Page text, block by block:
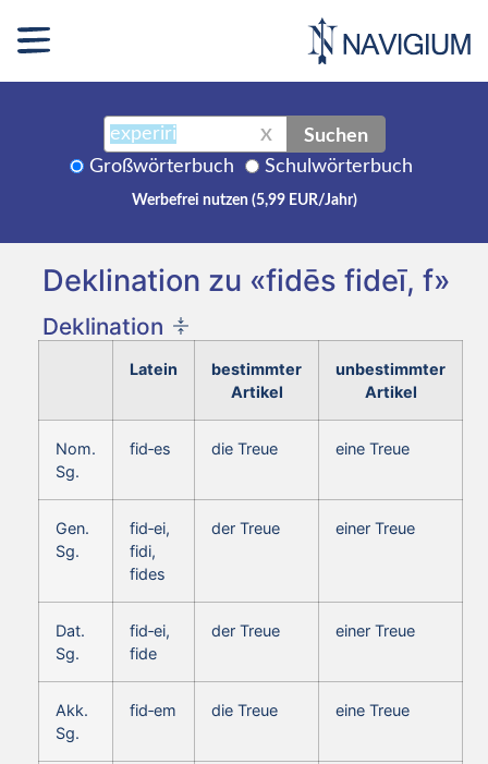
X Suchen
Großwörterbuch Schulwörterbuch
Werbefrei nutzen (5,99 EUR/Jahr)
Deklination zu «fidēs fideī, f»
Deklination
Latein
bestimmter
Artikel
unbestimmter
Artikel
Nom.
Sg.
fid‑es die Treue eine Treue
Gen.
Sg.
fid‑ei,
fidi,
fides
der Treue einer Treue
Dat.
Sg.
fid‑ei,
fide
der Treue einer Treue
Akk.
Sg.
fid‑em die Treue eine Treue